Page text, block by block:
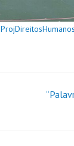
ProjDireitosHumanos